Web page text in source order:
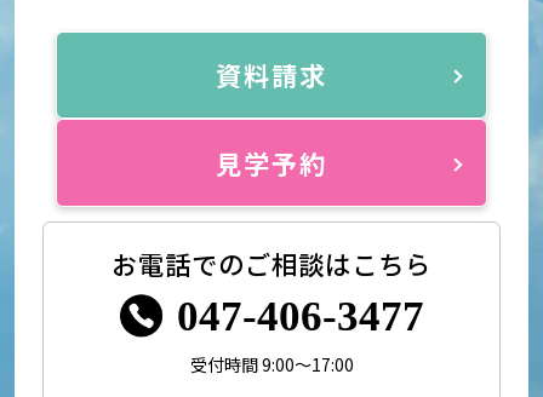
資料請求
見学予約
お電話でのご相談はこちら
047-406-3477
受付時間 9:00～17:00